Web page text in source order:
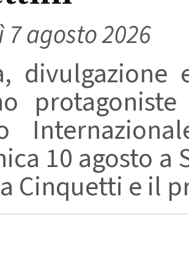
agosto 2026
10 agosto
Cinquetti e il